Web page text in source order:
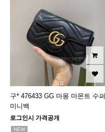
구* 476433 GG 마몽 마몬트 수퍼
미니백
로그인시 가격공개
NEW